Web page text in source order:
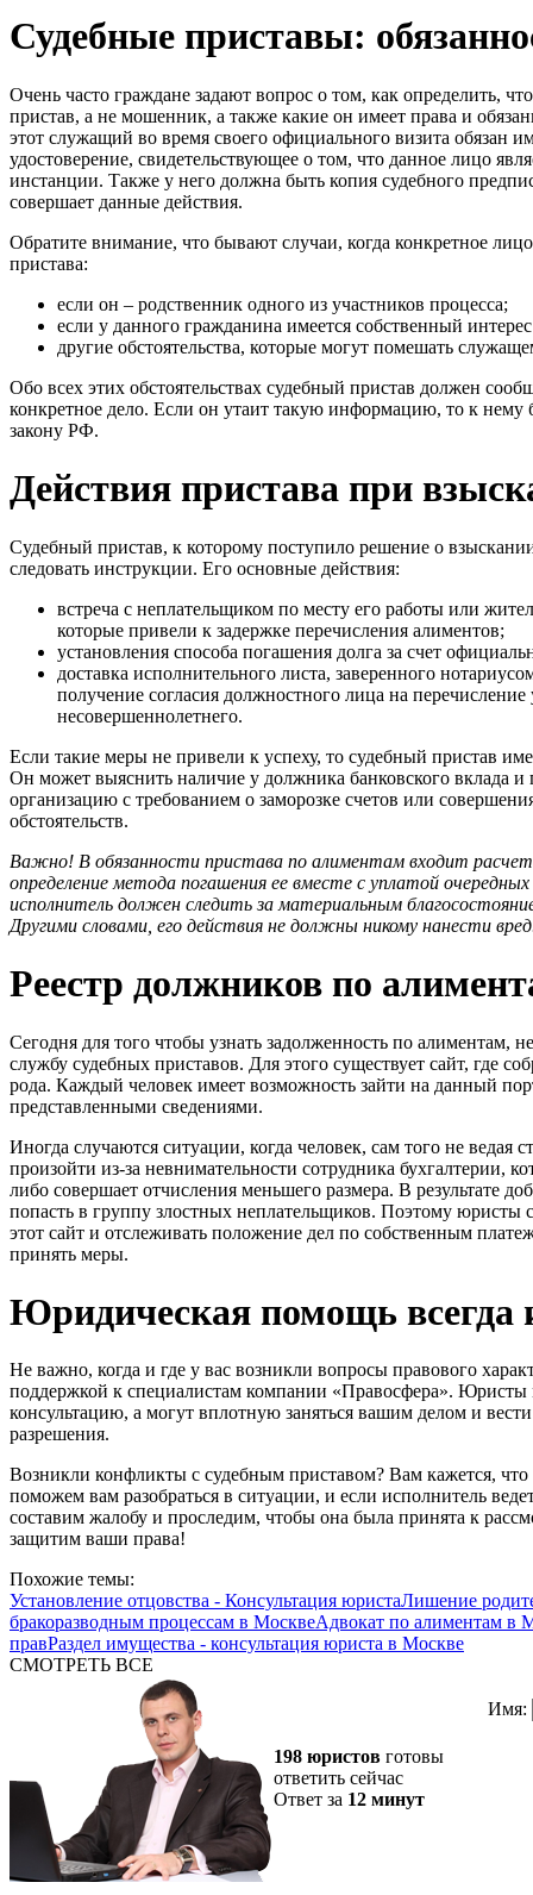
Судебные приставы:
Очень часто граждане задают вопрос о том, как определить,
пристав, а не мошенник, а также какие он имеет права и
этот служащий во время своего официального визита обязан
удостоверение, свидетельствующее о том, что данное лицо
инстанции. Также у него должна быть копия судебного
совершает данные действия.
Обратите внимание, что бывают случаи, когда конкретное
пристава:
если он – родственник одного из участников процесса;
если у данного гражданина имеется собственный
другие обстоятельства, которые могут помешать
Обо всех этих обстоятельствах судебный пристав должен
конкретное дело. Если он утаит такую информацию, то к нему
закону РФ.
Действия пристава при
Судебный пристав, к которому поступило решение о
следовать инструкции. Его основные действия:
встреча с неплательщиком по месту его работы или
которые привели к задержке перечисления алиментов;
установления способа погашения долга за счет
доставка исполнительного листа, заверенного
получение согласия должностного лица на
несовершеннолетнего.
Если такие меры не привели к успеху, то судебный пристав
Он может выяснить наличие у должника банковского вклада и
организацию с требованием о заморозке счетов или
обстоятельств.
Важно! В обязанности пристава по алиментам входит
определение метода погашения ее вместе с уплатой
исполнитель должен следить за материальным
Другими словами, его действия не должны никому нанести
Реестр должников по
Сегодня для того чтобы узнать задолженность по алиментам,
службу судебных приставов. Для этого существует сайт, где
рода. Каждый человек имеет возможность зайти на данный
представленными сведениями.
Иногда случаются ситуации, когда человек, сам того не ведая
произойти из-за невнимательности сотрудника бухгалтерии,
либо совершает отчисления меньшего размера. В результате
попасть в группу злостных неплательщиков. Поэтому юристы
этот сайт и отслеживать положение дел по собственным
принять меры.
Юридическая помощь всегда
Не важно, когда и где у вас возникли вопросы правового
поддержкой к специалистам компании «Правосфера». Юристы
консультацию, а могут вплотную заняться вашим делом и
разрешения.
Возникли конфликты с судебным приставом? Вам кажется,
поможем вам разобраться в ситуации, и если исполнитель
составим жалобу и проследим, чтобы она была принята к
защитим ваши права!
Похожие темы:
Установление отцовства - Консультация юристаЛишение
бракоразводным процессам в МосквеАдвокат по алиментам в
правРаздел имущества - консультация юриста в Москве
СМОТРЕТЬ ВСЕ
198 юристов готовы
ответить сейчас
Ответ за 12 минут
Имя: